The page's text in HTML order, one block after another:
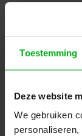
Toestemming
Deze website
We gebruiken
Neutrik |
Neutrik |